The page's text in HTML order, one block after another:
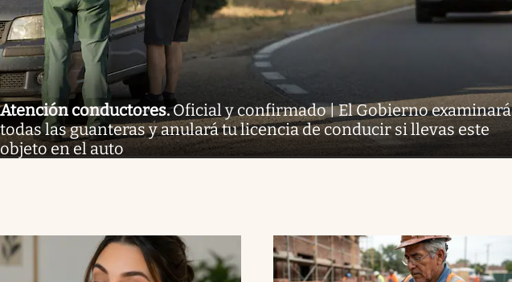
Atención conductores.Oficial y confirmado | El Gobierno examinará
todas las guanteras y anulará tu licencia de conducir si llevas este
objeto en el auto